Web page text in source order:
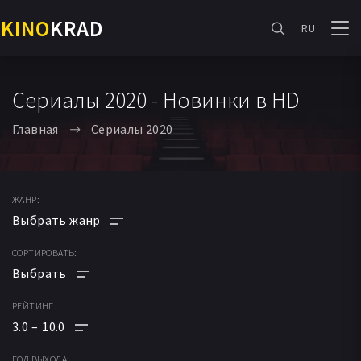
KINOKRAD RU
Сериалы 2020 - Новинки в HD
Главная Сериалы 2020
ЖАНР:
АНИМЕ
ФАНТАСТИКА
МЕЛОДРАМА
СОРТИРОВАТЬ:
ПО РЕЙТИНГУ
РЕЙТИНГ:
3.0 10.0